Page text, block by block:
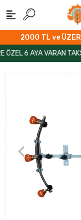
2000 TL ve
6 AYA VARAN